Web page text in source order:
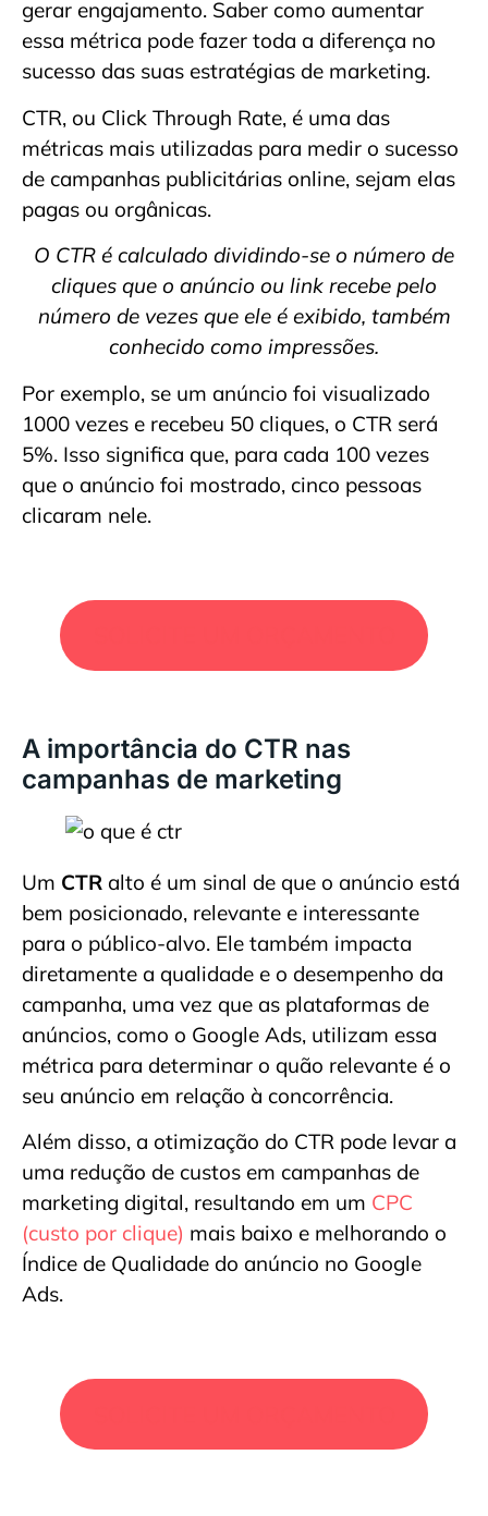
gerar engajamento. Saber como aumentar
essa métrica pode fazer toda a diferença no
sucesso das suas estratégias de marketing.
CTR, ou Click Through Rate, é uma das
métricas mais utilizadas para medir o sucesso
de campanhas publicitárias online, sejam elas
pagas ou orgânicas.
O CTR é calculado dividindo-se o número de
cliques que o anúncio ou link recebe pelo
número de vezes que ele é exibido, também
conhecido como impressões.
Por exemplo, se um anúncio foi visualizado
1000 vezes e recebeu 50 cliques, o CTR será
5%. Isso significa que, para cada 100 vezes
que o anúncio foi mostrado, cinco pessoas
clicaram nele.
A importância do CTR nas
campanhas de marketing
Um CTR alto é um sinal de que o anúncio está
bem posicionado, relevante e interessante
para o público-alvo. Ele também impacta
diretamente a qualidade e o desempenho da
campanha, uma vez que as plataformas de
anúncios, como o Google Ads, utilizam essa
métrica para determinar o quão relevante é o
seu anúncio em relação à concorrência.
Além disso, a otimização do CTR pode levar a
uma redução de custos em campanhas de
marketing digital, resultando em um CPC
(custo por clique) mais baixo e melhorando o
Índice de Qualidade do anúncio no Google
Ads.